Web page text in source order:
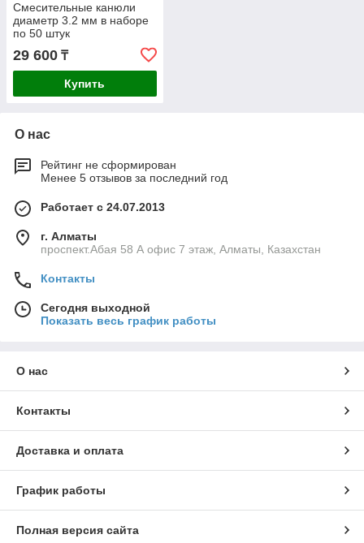
Смесительные канюли
диаметр 3.2 мм в наборе
по 50 штук
29 600 ₸
Купить
О нас
Рейтинг не сформирован
Менее 5 отзывов за последний год
Работает с 24.07.2013
г. Алматы
проспект.Абая 58 А офис 7 этаж, Алматы, Казахстан
Контакты
Сегодня выходной
Показать весь график работы
О нас
Контакты
Доставка и оплата
График работы
Полная версия сайта